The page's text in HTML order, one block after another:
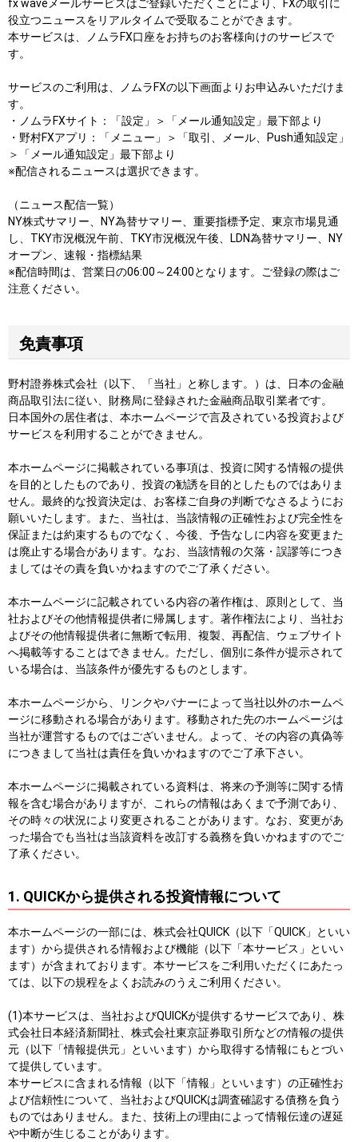
fx waveメールサービスはご登録いただくことにより、FXの取引に
役立つニュースをリアルタイムで受取ることができます。
本サービスは、ノムラFX口座をお持ちのお客様向けのサービスで
す。
サービスのご利用は、ノムラFXの以下画面よりお申込みいただけま
す。
・ノムラFXサイト：「設定」＞「メール通知設定」最下部より
・野村FXアプリ：「メニュー」＞「取引、メール、Push通知設定」
＞「メール通知設定」最下部より
※配信されるニュースは選択できます。
（ニュース配信一覧）
NY株式サマリー、NY為替サマリー、重要指標予定、東京市場見通
し、TKY市況概況午前、TKY市況概況午後、LDN為替サマリー、NY
オープン、速報・指標結果
※配信時間は、営業日の06:00～24:00となります。ご登録の際はご
注意ください。
免責事項
野村證券株式会社（以下、「当社」と称します。）は、日本の金融
商品取引法に従い、財務局に登録された金融商品取引業者です。
日本国外の居住者は、本ホームページで言及されている投資および
サービスを利用することができません。
本ホームページに掲載されている事項は、投資に関する情報の提供
を目的としたものであり、投資の勧誘を目的としたものではありま
せん。最終的な投資決定は、お客様ご自身の判断でなさるようにお
願いいたします。また、当社は、当該情報の正確性および完全性を
保証または約束するものでなく、今後、予告なしに内容を変更また
は廃止する場合があります。なお、当該情報の欠落・誤謬等につき
ましてはその責を負いかねますのでご了承ください。
本ホームページに記載されている内容の著作権は、原則として、当
社およびその他情報提供者に帰属します。著作権法により、当社お
よびその他情報提供者に無断で転用、複製、再配信、ウェブサイト
へ掲載等することはできません。ただし、個別に条件が提示されて
いる場合は、当該条件が優先するものとします。
本ホームページから、リンクやバナーによって当社以外のホームペ
ージに移動される場合があります。移動された先のホームページは
当社が運営するものではございません。よって、その内容の真偽等
につきまして当社は責任を負いかねますのでご了承下さい。
本ホームページに掲載されている資料は、将来の予測等に関する情
報を含む場合がありますが、これらの情報はあくまで予測であり、
その時々の状況により変更されることがあります。なお、変更があ
った場合でも当社は当該資料を改訂する義務を負いかねますのでご
了承ください。
1. QUICKから提供される投資情報について
本ホームページの一部には、株式会社QUICK（以下「QUICK」といい
ます）から提供される情報および機能（以下「本サービス」といい
ます）が含まれております。本サービスをご利用いただくにあたっ
ては、以下の規程をよくお読みのうえご利用ください。
(1)本サービスは、当社およびQUICKが提供するサービスであり、株
式会社日本経済新聞社、株式会社東京証券取引所などの情報の提供
元（以下「情報提供元」といいます）から取得する情報にもとづい
て提供しています。
本サービスに含まれる情報（以下「情報」といいます）の正確性お
よび信頼性について、当社およびQUICKは調査確認する債務を負う
ものではありません。また、技術上の理由によって情報伝達の遅延
や中断が生じることがあります。